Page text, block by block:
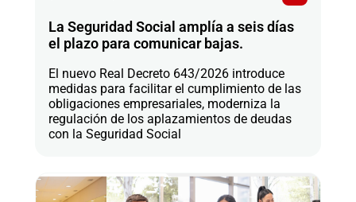
La Seguridad Social amplía a seis días
el plazo para comunicar bajas.
El nuevo Real Decreto 643/2026 introduce
medidas para facilitar el cumplimiento de las
obligaciones empresariales, moderniza la
regulación de los aplazamientos de deudas
con la Seguridad Social